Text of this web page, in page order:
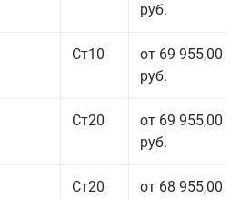
руб.
Ст10
от 69 955,00
руб.
Ст20
от 69 955,00
руб.
Ст20
от 68 955,00